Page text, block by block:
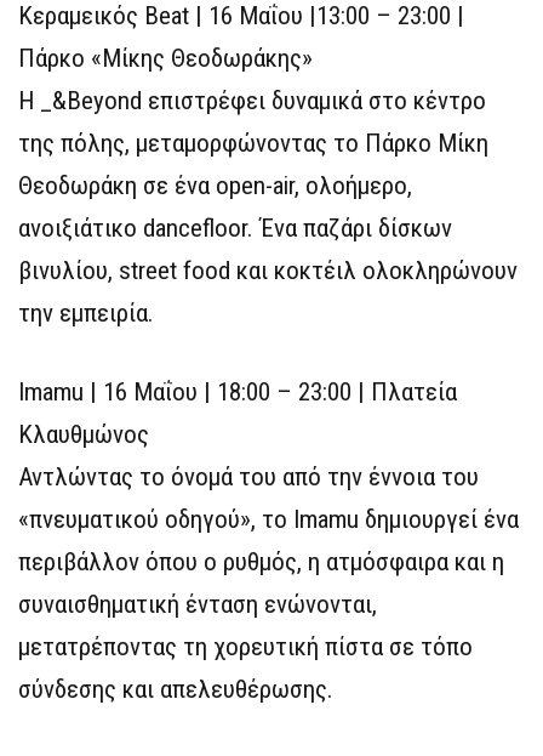
Κεραμεικός Beat | 16 Μαΐου |13:00 – 23:00 |
Πάρκο «Μίκης Θεοδωράκης»
Η _&Βeyond επιστρέφει δυναμικά στο κέντρο
της πόλης, μεταμορφώνοντας το Πάρκο Μίκη
Θεοδωράκη σε ένα open-air, ολοήμερο,
ανοιξιάτικο dancefloor. Ένα παζάρι δίσκων
βινυλίου, street food και κοκτέιλ ολοκληρώνουν
την εμπειρία.
Imamu | 16 Μαΐου | 18:00 – 23:00 | Πλατεία
Κλαυθμώνος
Αντλώντας το όνομά του από την έννοια του
«πνευματικού οδηγού», το Imamu δημιουργεί ένα
περιβάλλον όπου ο ρυθμός, η ατμόσφαιρα και η
συναισθηματική ένταση ενώνονται,
μετατρέποντας τη χορευτική πίστα σε τόπο
σύνδεσης και απελευθέρωσης.